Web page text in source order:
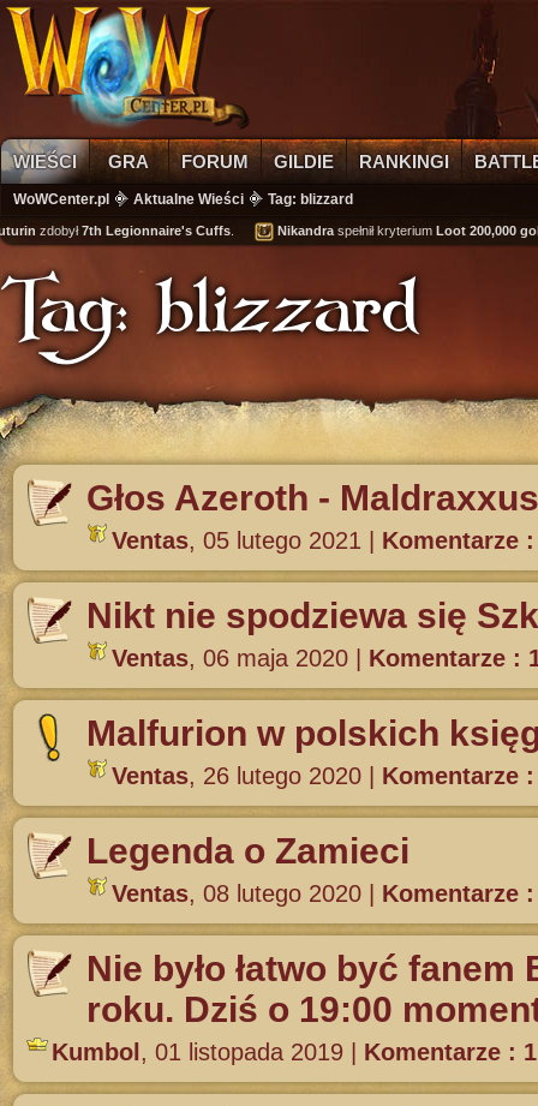
WIEŚCI GRA FORUM GILDIE RANKINGI
WoWCenter.pl Aktualne Wieści Tag: blizzard
zdobył7th Legionnaire's Cuffs. Nikandraspełnił kryteriumLoot 200,000 gold
Tag: blizzard
Głos Azeroth -
Ventas, 05 lutego 2021 Komentarze
Nikt nie spodziewa się
Ventas, 06 maja 2020 Komentarze :
Malfurion w polskich
Ventas, 26 lutego 2020 Komentarze
Legenda o Zamieci
Ventas, 08 lutego 2020 Komentarze
Nie było łatwo być fanem
roku. Dziś o 19:00
Kumbol , 01 listopada 2019 Komentarze : 1